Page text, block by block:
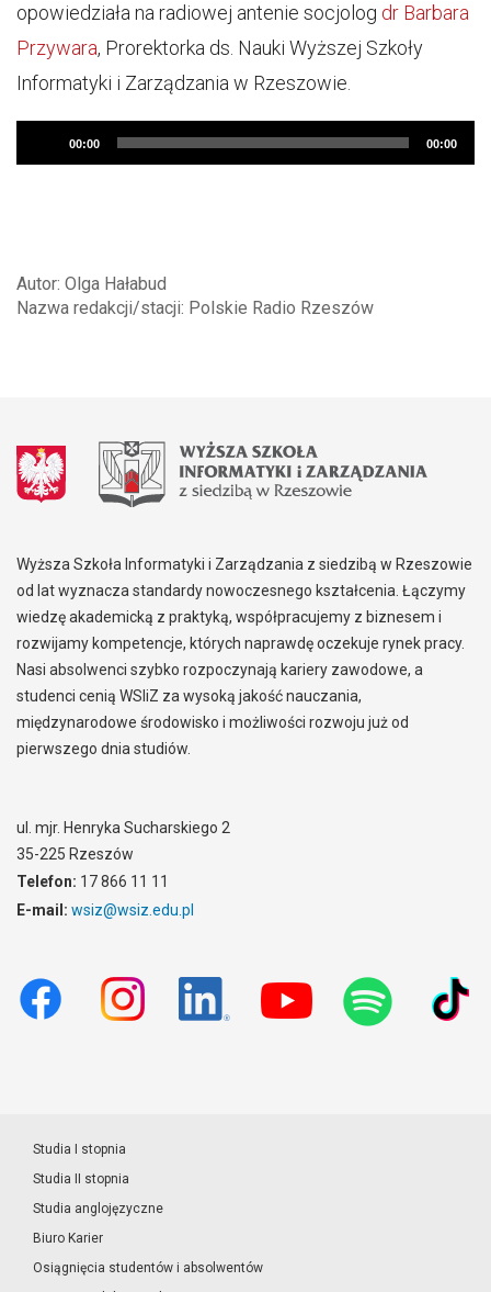
opowiedziała na radiowej antenie socjolog dr Barbara
Przywara, Prorektorka ds. Nauki Wyższej Szkoły
Informatyki i Zarządzania w Rzeszowie.
Player
00:00 00:00
Autor: Olga Hałabud
Nazwa redakcji/stacji: Polskie Radio Rzeszów
Wyższa Szkoła Informatyki i Zarządzania z siedzibą w Rzeszowie
od lat wyznacza standardy nowoczesnego kształcenia. Łączymy
wiedzę akademicką z praktyką, współpracujemy z biznesem i
rozwijamy kompetencje, których naprawdę oczekuje rynek pracy.
Nasi absolwenci szybko rozpoczynają kariery zawodowe, a
studenci cenią WSIiZ za wysoką jakość nauczania,
międzynarodowe środowisko i możliwości rozwoju już od
pierwszego dnia studiów.
ul. mjr. Henryka Sucharskiego 2
35-225 Rzeszów
Telefon: 17 866 11 11
E-mail: wsiz@wsiz.edu.pl
Studia I stopnia
Studia II stopnia
Studia anglojęzyczne
Biuro Karier
Osiągnięcia studentów i absolwentów